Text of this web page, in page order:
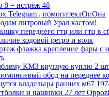
8 = истрёж 48
Telegram , помогитеклОпОна
литровый Урал кастом!
переднего гтц или гтц в
ходовой ретро и волк
флажка крепление фары с
КМЗ круглую куплю 2 шт
обод на переднее
владельцы ранних м67
и нашивки 27 лет